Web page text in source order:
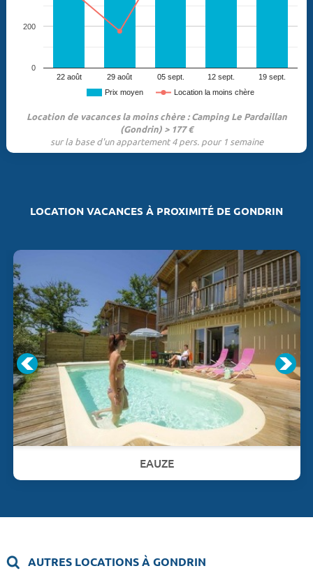
Prix moyen Location la moins chère
22 août 29 août 05 sept. 12 sept. 19 sept.
0
200
Location de vacances la moins chère : Camping Le Pardaillan
(Gondrin) > 177 €
sur la base d'un appartement 4 pers. pour 1 semaine
LOCATION VACANCES À PROXIMITÉ DE GONDRIN
EAUZE
AUTRES LOCATIONS À GONDRIN